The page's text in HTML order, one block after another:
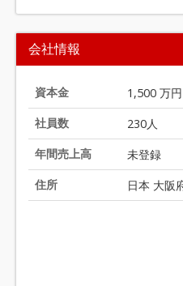
I
t
e
m
1
o
f
2
0
会社情報
資本金
1,500 万円
社員数
230人
年間売上高
未登録
住所
日本 大阪